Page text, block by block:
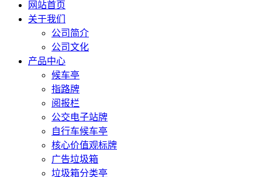
网站首页
关于我们
公司简介
公司文化
产品中心
候车亭
指路牌
阅报栏
公交电子站牌
自行车候车亭
核心价值观标牌
广告垃圾箱
垃圾箱分类亭